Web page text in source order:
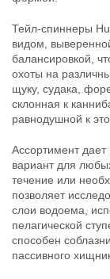
Тейл-спиннер UF
14г GRIA LIME
400₽
Длина приманки:
14 г
Номер крючка:
#8
Лепесток:worth
Тейл-спиннер UF
Тейл-спиннеры
видом,
балансировкой,
охоты на
щуку, судака,
склонная к
равнодушной к
Ассортимент
вариант для
течение или
позволяет
слои водоема,
пелагической
способен
пассивного